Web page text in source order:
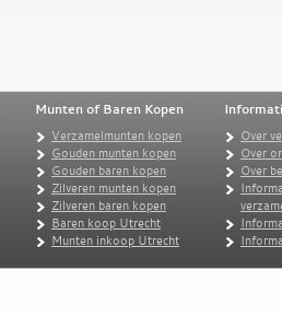
Munten of Baren Kopen
Verzamelmunten kopen
Gouden munten kopen
Gouden baren kopen
Zilveren munten kopen
Zilveren baren kopen
Baren koop Utrecht
Munten inkoop Utrecht
Over
Over
Over